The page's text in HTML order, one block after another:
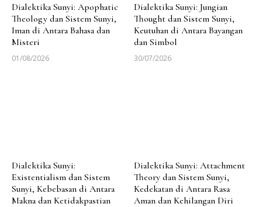
Dialektika Sunyi: Apophatic
Theology dan Sistem Sunyi,
Iman di Antara Bahasa dan
Misteri
01/08/2026
Dialektika Sunyi: Jungian
Thought dan Sistem Sunyi,
Keutuhan di Antara Bayangan
dan Simbol
30/07/2026
Dialektika Sunyi:
Existentialism dan Sistem
Sunyi, Kebebasan di Antara
Makna dan Ketidakpastian
Dialektika Sunyi: Attachment
Theory dan Sistem Sunyi,
Kedekatan di Antara Rasa
Aman dan Kehilangan Diri